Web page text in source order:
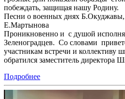
побеждать, защищая нашу Родину.
Песни о военных днях
Е.Мартынова
Проникновенно и с душой
Зеленоградцев. Со словами
участникам встречи и коллективу
обратился заместитель директора
Подробнее